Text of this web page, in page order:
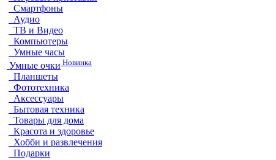
Смартфоны
Аудио
ТВ и Видео
Компьютеры
Умные часы
Умные очки Новинка
Планшеты
Фототехника
Аксессуары
Бытовая техника
Товары для дома
Красота и здоровье
Хобби и развлечения
Подарки